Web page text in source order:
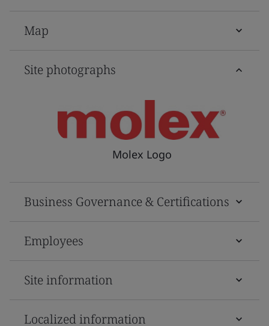
Map
Site photographs
Molex Logo
Business Governance & Certifications
Employees
Site information
Localized information